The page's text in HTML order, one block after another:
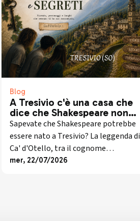
Blog
A Tresivio c'è una casa che
dice che Shakespeare non
era inglese
Sapevate che Shakespeare potrebbe
essere nato a Tresivio? La leggenda di
Ca' d'Otello, tra il cognome
Crollalanza e il libro di Giorgio
mer, 22/07/2026